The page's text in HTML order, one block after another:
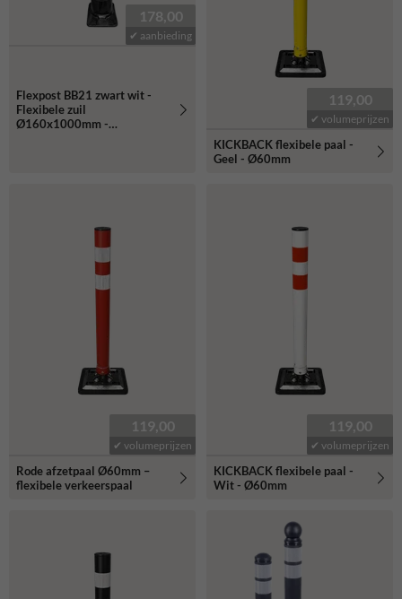
178,00
✔ aanbieding
Flexpost BB21 zwart wit -
Flexibele zuil
Ø160x1000mm -
119,00
✔ volumeprijzen
KICKBACK flexibele paal -
Geel - Ø60mm
119,00
✔ volumeprijzen
Rode afzetpaal Ø60mm –
flexibele verkeerspaal
119,00
✔ volumeprijzen
KICKBACK flexibele paal -
Wit - Ø60mm